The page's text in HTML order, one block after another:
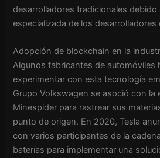
desarrolladores tradicionales debido
especializada de los
Adopción de blockchain en la
Algunos fabricantes de automóviles
experimentar con esta tecnología
Grupo Volkswagen se asoció con la
Minespider para rastrear sus
punto de origen. En 2020, Tesla
con varios participantes de la
baterías para implementar una